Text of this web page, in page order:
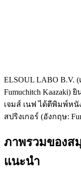
ELSOUL LABO B.V. (
Fumuchitch
เจมส์ เนฟ ได้ตีพิมพ์ห
สปริงเกอร์ (อังกฤษ:
ภาพรวมของส
แนะนํา